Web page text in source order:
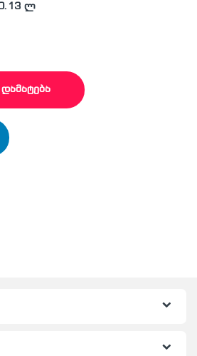
ლ
დრელი, აკუმულატორი quantity